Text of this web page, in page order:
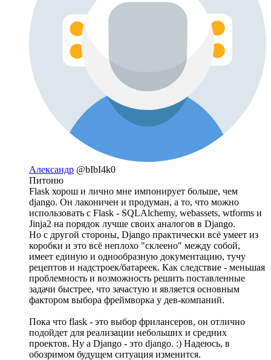
Александр @bIbI4k0
Питоню
Flask хорош и лично мне импонирует больше, чем
django. Он лаконичен и продуман, а то, что можно
использовать с Flask - SQLAlchemy, webassets, wtforms и
Jinja2 на порядок лучше своих аналогов в Django.
Но с другой стороны, Django практически всё умеет из
коробки и это всё неплохо "склеено" между собой,
имеет единую и однообразную документацию, тучу
рецептов и надстроек/батареек. Как следствие - меньшая
проблемность и возможность решить поставленные
задачи быстрее, что зачастую и является основным
фактором выбора фреймворка у дев-компаний.
Пока что flask - это выбор фрилансеров, он отлично
подойдет для реализации небольших и средних
проектов. Ну а Django - это django. :) Надеюсь, в
обозримом будущем ситуация изменится.